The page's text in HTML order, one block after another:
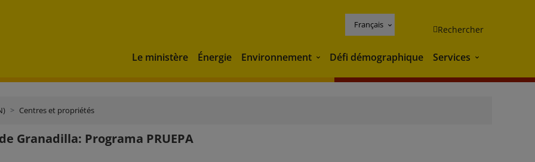
Français Rechercher
Le ministère Énergie Environnement Environnement
Défi démographique Services Services
Centres et propriétés
Granadilla: Programa PRUEPA